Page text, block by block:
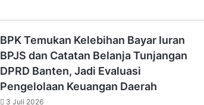
BPK Temukan Kelebihan Bayar Iuran
BPJS dan Catatan Belanja Tunjangan
DPRD Banten, Jadi Evaluasi
Pengelolaan Keuangan Daerah
3 Juli 2026